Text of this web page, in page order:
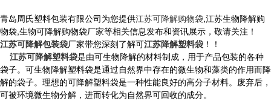
青岛周氏塑料包装有限公司为您提供江苏可降解购物袋,江苏生物降解购
物袋,生物可降解购物袋厂家等相关信息发布和资讯展示，敬请关注！
江苏可降解包装袋厂家带您深刻了解可江苏降解塑料袋 ！！
江苏可降解塑料袋是由可生物降解的材料制成，用于产品包装的各种
袋子。可生物降解塑料袋是通过自然界中存在的微生物和藻类的作用而降
解的袋子。理想的可降解塑料袋是一种性能良好的高分子材料。废弃后，
可被环境微生物分解，进而转化为自然界可回收的成分。